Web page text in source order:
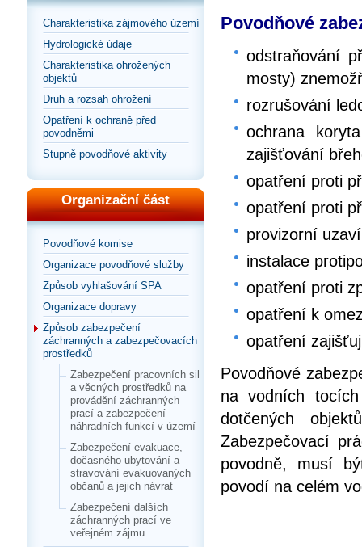
Charakteristika zájmového území
Hydrologické údaje
Charakteristika ohrožených
objektů
Druh a rozsah ohrožení
Opatření k ochraně před
povodněmi
Stupně povodňové aktivity
Organizační část
Povodňové komise
Organizace povodňové služby
Způsob vyhlašování SPA
Organizace dopravy
Způsob zabezpečení
záchranných a zabezpečovacích
prostředků
Zabezpečení pracovních sil
a věcných prostředků na
provádění záchranných
prací a zabezpečení
náhradních funkcí v území
Zabezpečení evakuace,
dočasného ubytování a
stravování evakuovaných
občanů a jejich návrat
Zabezpečení dalších
záchranných prací ve
veřejném zájmu
Povodňové
odstraňování
mosty)
rozrušování
ochrana
zajišťování
opatření proti
opatření proti
provizorní
instalace
opatření proti
opatření k
opatření
Povodňové
na vodních
dotčených
Zabezpečovací
povodně, musí
povodí na celém